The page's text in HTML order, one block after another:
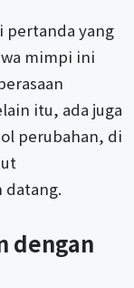
pertanda yang
mimpi ini
itu, ada juga
perubahan, di
datang.
dengan